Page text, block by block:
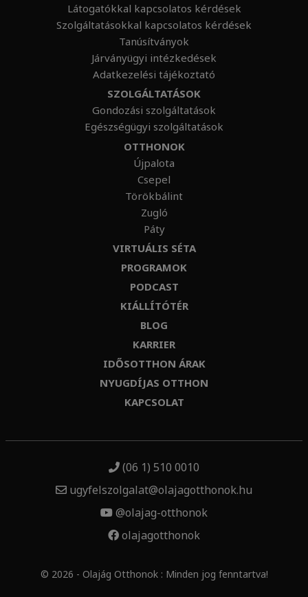
Látogatókkal kapcsolatos kérdések
Szolgáltatásokkal kapcsolatos kérdések
Tanúsítványok
Járványügyi intézkedések
Adatkezelési tájékoztató
SZOLGÁLTATÁSOK
Gondozási szolgáltatások
Egészségügyi szolgáltatások
OTTHONOK
Újpalota
Csepel
Törökbálint
Zugló
Páty
VIRTUÁLIS SÉTA
PROGRAMOK
PODCAST
KIÁLLÍTÓTÉR
BLOG
KARRIER
IDŐSOTTHON ÁRAK
NYUGDÍJAS OTTHON
KAPCSOLAT
(06 1) 510 0010
ugyfelszolgalat@olajagotthonok.hu
@olajag-otthonok
olajagotthonok
© 2026 - Olajág Otthonok : Minden jog fenntartva!